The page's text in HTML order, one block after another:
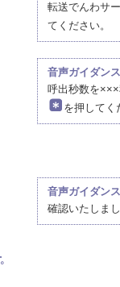
転送でんわサ
てください。
音声ガイダンス
呼出秒数を
を押してく
音声ガイダンス
確認いたしま